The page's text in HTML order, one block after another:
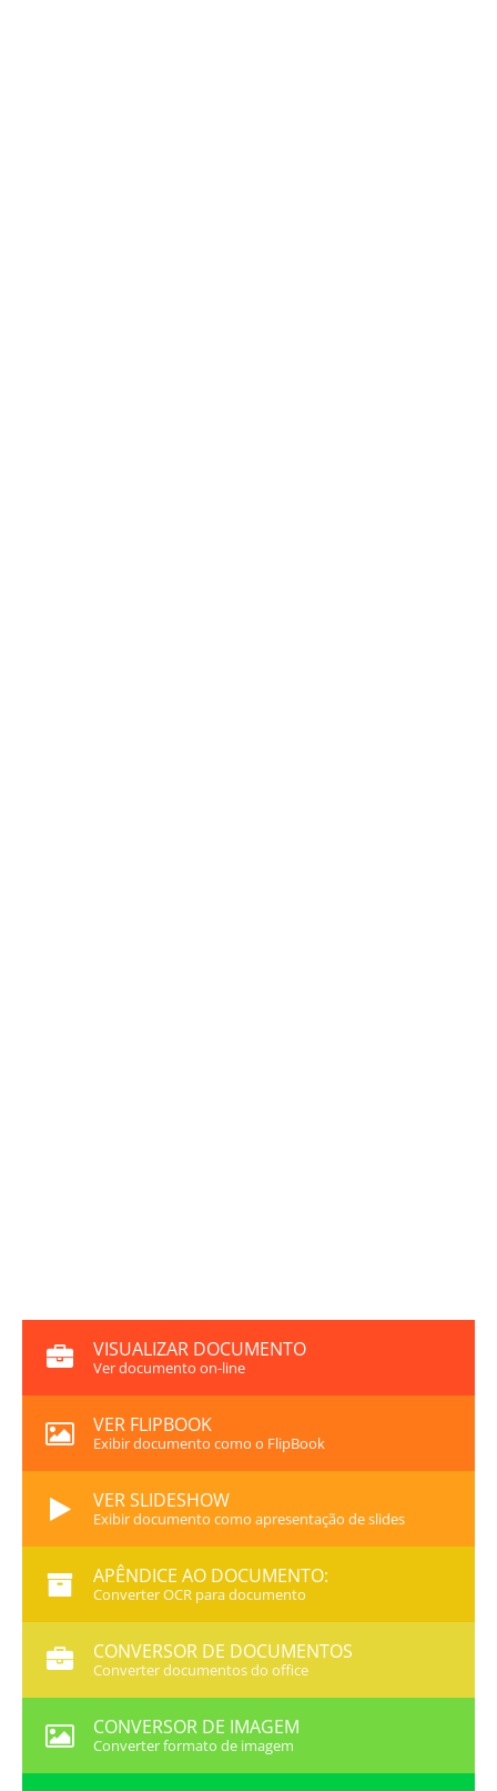
VISUALIZAR DOCUMENTO
Ver documento on-line
VER FLIPBOOK
Exibir documento como o FlipBook
VER SLIDESHOW
Exibir documento como apresentação de slides
APÊNDICE AO DOCUMENTO:
Converter OCR para documento
CONVERSOR DE DOCUMENTOS
Converter documentos do office
CONVERSOR DE IMAGEM
Converter formato de imagem